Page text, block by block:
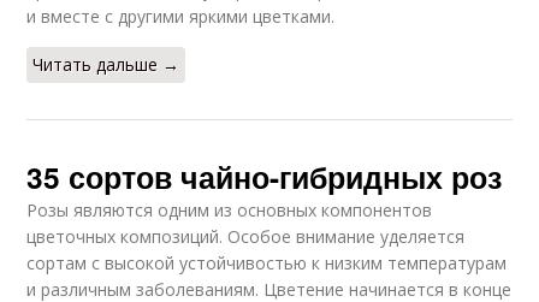
и вместе с другими яркими цветками.
Читать дальше →
35 сортов чайно-гибридных роз
Розы являются одним из основных компонентов
цветочных композиций. Особое внимание уделяется
сортам с высокой устойчивостью к низким температурам
и различным заболеваниям. Цветение начинается в конце